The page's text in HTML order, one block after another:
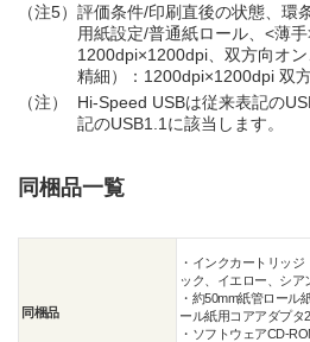
（注5） 評価条件/印刷直後の状態、環
用紙設定/普通紙ロール、<薄手
1200dpi×1200dpi、双方向オ
精細）：1200dpi×1200dpi 双
（注）
Hi-Speed USBは従来表記の
記のUSB1.1に該当します。
同梱品一覧
同梱品
・インクカートリッジ
ック、イエロー、シア
・約50mm紙管ロール
ール紙用コアアダプタ
・ソフトウェアCD-